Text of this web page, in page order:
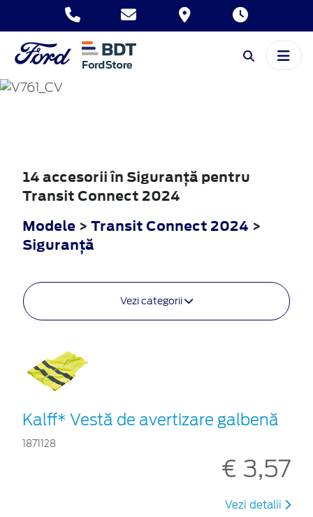
TRANSIT
CONNECT
14 accesorii în Siguranţă pentru
Transit Connect 2024
Modele > Transit Connect 2024 >
Siguranţă
Vezi categorii
Kalff* Vestă de avertizare galbenă
1871128
€ 3,57
Vezi detalii